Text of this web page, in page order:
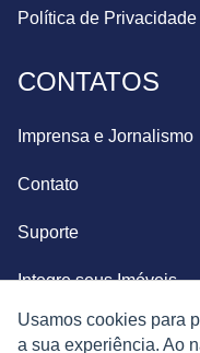
Usamos cookies para
a sua experiência. Ao
Política de Privacidade
CONTATOS
Imprensa e Jornalismo
Contato
Suporte
Integre seus Imóveis